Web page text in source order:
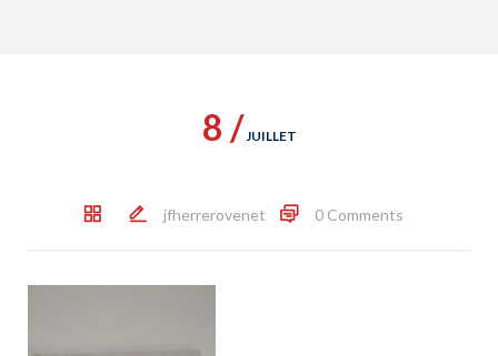
8 /JUILLET
jfherrerovenet 0 Comments